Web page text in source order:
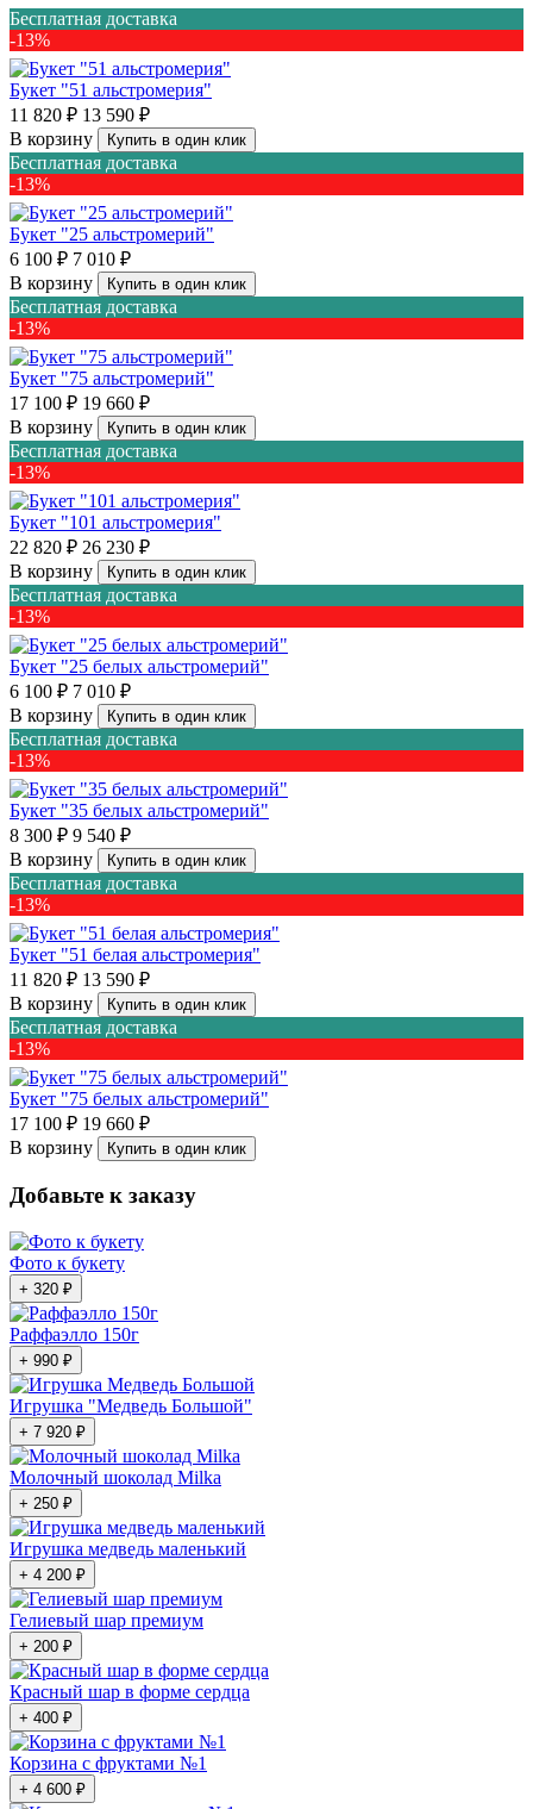
Бесплатная доставка
-13%
Букет "51 альстромерия"
11 820 ₽ 13 590 ₽
В корзину
Купить в один клик
Бесплатная доставка
-13%
Букет "25 альстромерий"
6 100 ₽ 7 010 ₽
В корзину
Купить в один клик
Бесплатная доставка
-13%
Букет "75 альстромерий"
17 100 ₽ 19 660 ₽
В корзину
Купить в один клик
Бесплатная доставка
-13%
Букет "101 альстромерия"
22 820 ₽ 26 230 ₽
В корзину
Купить в один клик
Бесплатная доставка
-13%
Букет "25 белых альстромерий"
6 100 ₽ 7 010 ₽
В корзину
Купить в один клик
Бесплатная доставка
-13%
Букет "35 белых альстромерий"
8 300 ₽ 9 540 ₽
В корзину
Купить в один клик
Бесплатная доставка
-13%
Букет "51 белая альстромерия"
11 820 ₽ 13 590 ₽
В корзину
Купить в один клик
Бесплатная доставка
-13%
Букет "75 белых альстромерий"
17 100 ₽ 19 660 ₽
В корзину
Купить в один клик
Добавьте к заказу
Фото к букету
+ 320 ₽
Раффаэлло 150г
+ 990 ₽
Игрушка "Медведь Большой"
+ 7 920 ₽
Молочный шоколад Milka
+ 250 ₽
Игрушка медведь маленький
+ 4 200 ₽
Гелиевый шар премиум
+ 200 ₽
Красный шар в форме сердца
+ 400 ₽
Корзина с фруктами №1
+ 4 600 ₽